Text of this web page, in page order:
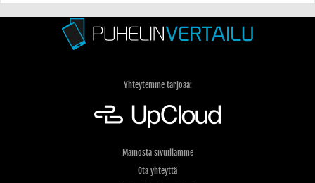
Yhteytemme tarjoaa:
Mainosta sivuillamme
Ota yhteyttä